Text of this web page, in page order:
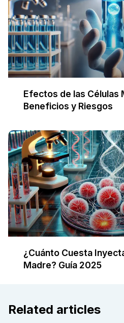
Efectos de las Células
Beneficios y Riesgos
¿Cuánto Cuesta
Madre? Guía 2025
Related articles